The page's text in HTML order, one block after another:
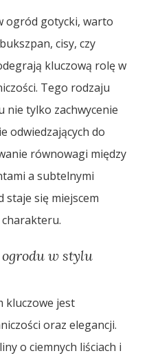
ogród gotycki, warto
cisy, czy
kluczową rolę w
Tego rodzaju
nie tylko zachwycenie
odwiedzających do
równowagi między
a subtelnymi
staje się miejscem
w stylu
kluczowe jest
oraz elegancji.
o ciemnych liściach i